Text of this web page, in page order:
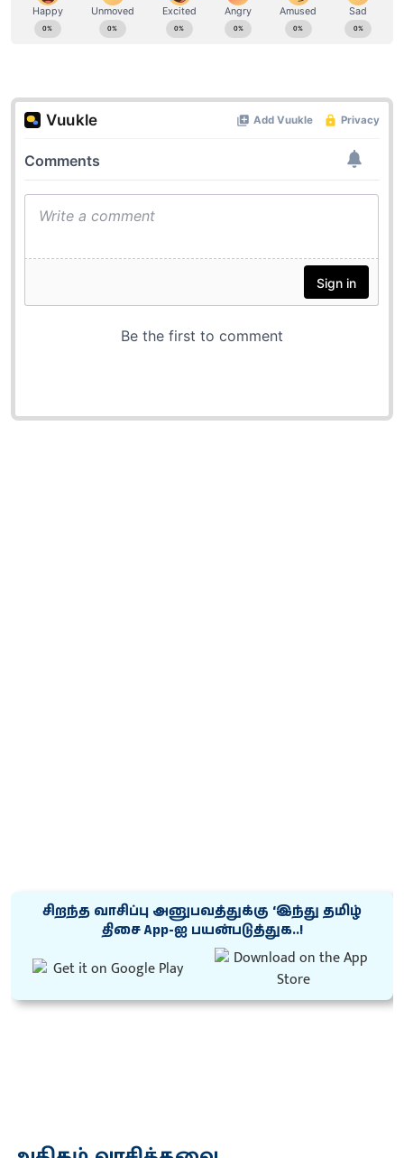
சிறந்த வாசிப்பு அனுபவத்துக்கு ‘இந்து தமிழ்
திசை App-ஐ பயன்படுத்துக..!